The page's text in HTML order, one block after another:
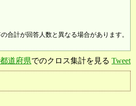
合計が回答人数と異なる場合があります。
道府県でのクロス集計を見る Tweet